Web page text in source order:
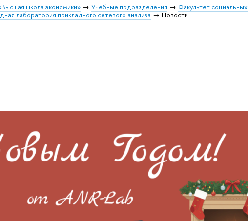
школа экономики» Учебные подразделения
Факультет социальных
лаборатория прикладного сетевого анализа Новости